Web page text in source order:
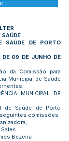
SAÚDE
SAÚDE DE PORTO
09 DE JUNHO DE
da Comissão para
Municipal de Saúde
MUNICIPAL DE
de Saúde de Porto
comissões:
Bezerra